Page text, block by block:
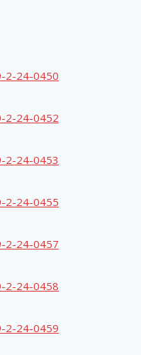
2-24-0450
2-24-0452
2-24-0453
2-24-0455
2-24-0457
2-24-0458
2-24-0459